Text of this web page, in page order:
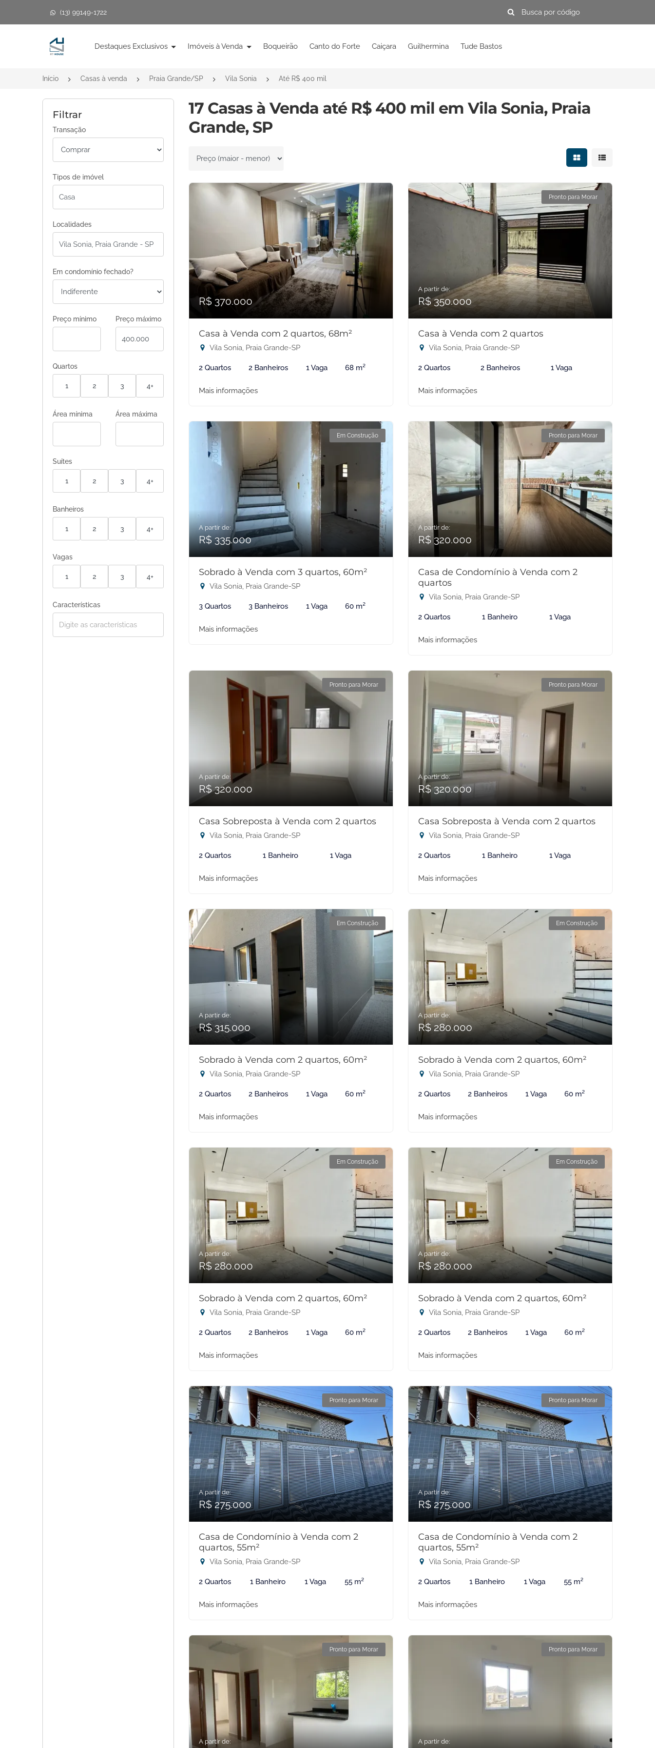
(13) 99149-1722
Página inicial
Destaques Exclusivos Imóveis à Venda Boqueirão Canto do Forte Caiçara Guilhermina Tude Bastos
Início Casas à venda Praia Grande/SP Vila Sonia Até R$ 400 mil
Filtrar
Transação
Tipos de imóvel
Localidades
Em condomínio fechado?
Preço mínimo Preço máximo
Quartos
1 2 3 4+
Área mínima Área máxima
Suítes
1 2 3 4+
Banheiros
1 2 3 4+
Vagas
1 2 3 4+
Características
17 Casas à Venda até R$ 400 mil em Vila Sonia, Praia
Grande, SP
Ordenar por Mostrar resultados
Mostrar
R$ 370.000
Casa à Venda com 2 quartos, 68m²
Vila Sonia, Praia Grande-SP
2 Quartos 2 Banheiros 1 Vaga 68 m²
Mais informações
Pronto para Morar
A partir de:
R$ 350.000
Casa à Venda com 2 quartos
Vila Sonia, Praia Grande-SP
2 Quartos 2 Banheiros 1 Vaga
Mais informações
Em Construção
A partir de:
R$ 335.000
Sobrado à Venda com 3 quartos, 60m²
Vila Sonia, Praia Grande-SP
3 Quartos 3 Banheiros 1 Vaga 60 m²
Mais informações
Pronto para Morar
A partir de:
R$ 320.000
Casa de Condomínio à Venda com 2
quartos
Vila Sonia, Praia Grande-SP
2 Quartos 1 Banheiro 1 Vaga
Mais informações
Pronto para Morar
A partir de:
R$ 320.000
Casa Sobreposta à Venda com 2 quartos
Vila Sonia, Praia Grande-SP
2 Quartos 1 Banheiro 1 Vaga
Mais informações
Pronto para Morar
A partir de:
R$ 320.000
Casa Sobreposta à Venda com 2 quartos
Vila Sonia, Praia Grande-SP
2 Quartos 1 Banheiro 1 Vaga
Mais informações
Em Construção
A partir de:
R$ 315.000
Sobrado à Venda com 2 quartos, 60m²
Vila Sonia, Praia Grande-SP
2 Quartos 2 Banheiros 1 Vaga 60 m²
Mais informações
Em Construção
A partir de:
R$ 280.000
Sobrado à Venda com 2 quartos, 60m²
Vila Sonia, Praia Grande-SP
2 Quartos 2 Banheiros 1 Vaga 60 m²
Mais informações
Em Construção
A partir de:
R$ 280.000
Sobrado à Venda com 2 quartos, 60m²
Vila Sonia, Praia Grande-SP
2 Quartos 2 Banheiros 1 Vaga 60 m²
Mais informações
Em Construção
A partir de:
R$ 280.000
Sobrado à Venda com 2 quartos, 60m²
Vila Sonia, Praia Grande-SP
2 Quartos 2 Banheiros 1 Vaga 60 m²
Mais informações
Pronto para Morar
A partir de:
R$ 275.000
Casa de Condomínio à Venda com 2
quartos, 55m²
Vila Sonia, Praia Grande-SP
2 Quartos 1 Banheiro 1 Vaga 55 m²
Mais informações
Pronto para Morar
A partir de:
R$ 275.000
Casa de Condomínio à Venda com 2
quartos, 55m²
Vila Sonia, Praia Grande-SP
2 Quartos 1 Banheiro 1 Vaga 55 m²
Mais informações
Pronto para Morar
A partir de:
Pronto para Morar
A partir de: